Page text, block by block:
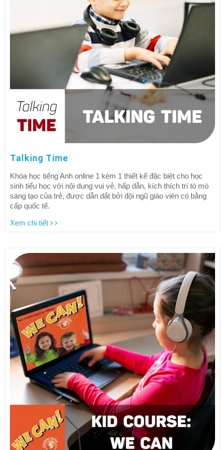
Talking Time
Khóa học tiếng Anh online 1 kèm 1 thiết kế đặc biệt cho học
sinh tiểu học với nội dung vui vẻ, hấp dẫn, kích thích trí tò mò
sáng tạo của trẻ, được dẫn dắt bởi đội ngũ giáo viên có bằng
cấp quốc tế.
Xem chi tiết